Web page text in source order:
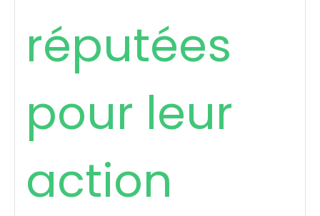
réputées
pour leur
action